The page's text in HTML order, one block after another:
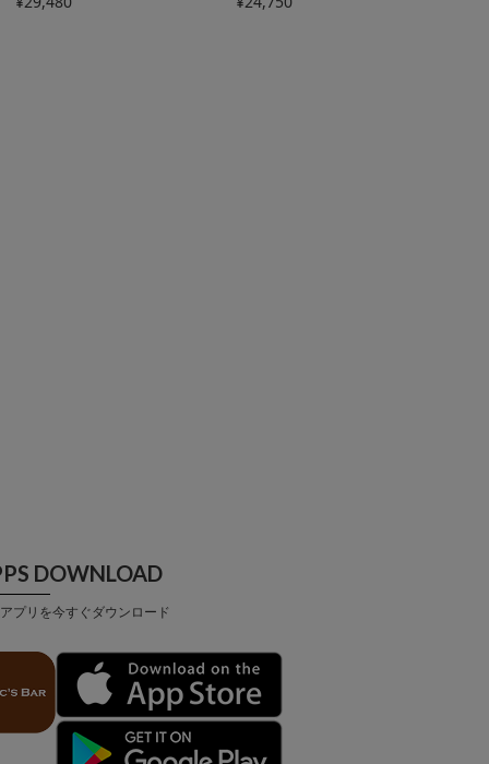
DOWNLOAD
プリを今すぐダウンロード